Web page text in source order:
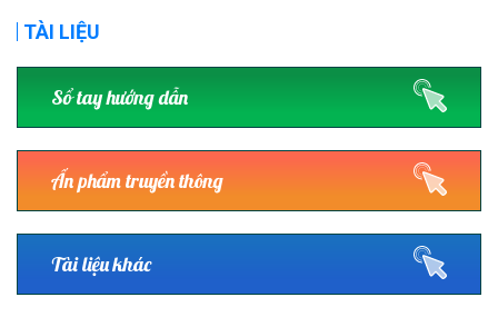
TÀI LIỆU
Sổ tay hướng dẫn
Ấn phẩm truyền thông
Tài liệu khác